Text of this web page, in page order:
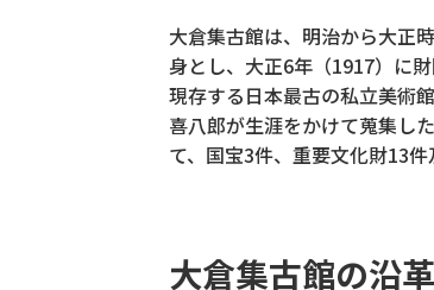
大倉集古館は、明治から大正
身とし、大正6年（1917）に
現存する日本最古の私立美術
喜八郎が生涯をかけて蒐集し
て、国宝3件、重要文化財13
大倉集古館の沿革